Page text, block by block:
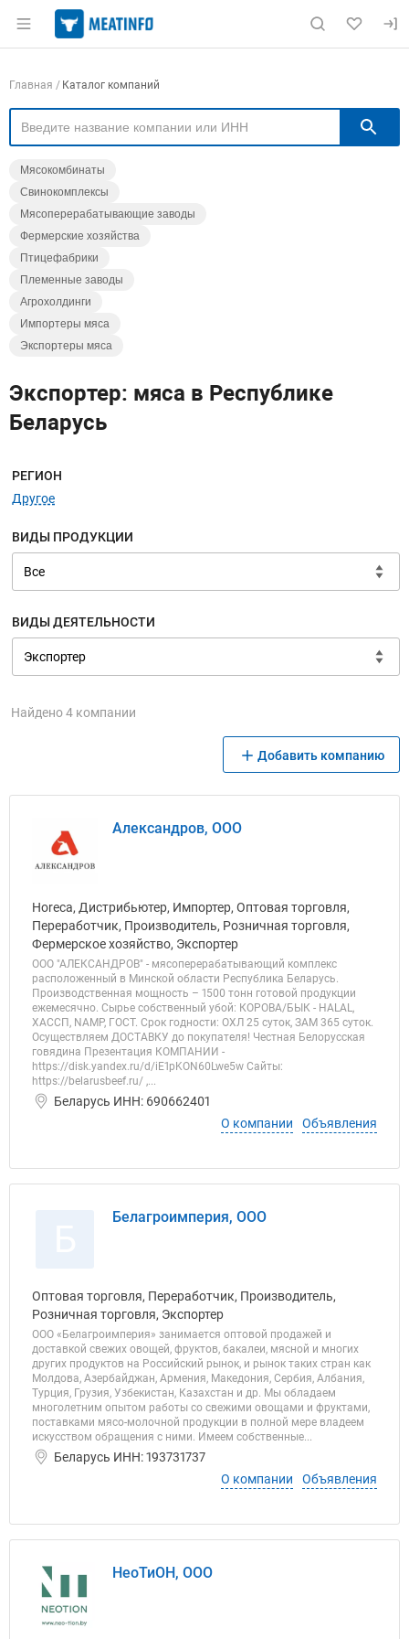
Раздел навигации по сайту meatinfo.ru
Навигация по компаниям
Главная Каталог компаний
Мясокомбинаты
Свинокомплексы
Мясоперерабатывающие заводы
Фермерские хозяйства
Птицефабрики
Племенные заводы
Агрохолдинги
Импортеры мяса
Экспортеры мяса
Экспортер: мяса в Республике
Беларусь
Меню навигации
РЕГИОН
Другое
ВИДЫ ПРОДУКЦИИ
ВИДЫ ДЕЯТЕЛЬНОСТИ
Найдено 4 компании
Добавить компанию
Александров, ООО
Horeca, Дистрибьютер, Импортер, Оптовая торговля,
Переработчик, Производитель, Розничная торговля,
Фермерское хозяйство, Экспортер
ООО "АЛЕКСАНДРОВ" - мясоперерабатывающий комплекс
расположенный в Минской области Республика Беларусь.
Производственная мощность – 1500 тонн готовой продукции
ежемесячно. Сырье собственный убой: КОРОВА/БЫК - HALAL,
ХАССП, NAMP, ГОСТ. Срок годности: ОХЛ 25 суток, ЗАМ 365 суток.
Осуществляем ДОСТАВКУ до покупателя! Честная Белорусская
говядина Презентация КОМПАНИИ -
https://disk.yandex.ru/d/iE1pKON60Lwe5w Сайты:
https://belarusbeef.ru/ ,...
Беларусь ИНН: 690662401
О компании
Объявления
Белагроимперия, ООО
Оптовая торговля, Переработчик, Производитель,
Розничная торговля, Экспортер
ООО «Белагроимперия» занимается оптовой продажей и
доставкой свежих овощей, фруктов, бакалеи, мясной и многих
других продуктов на Российский рынок, и рынок таких стран как
Молдова, Азербайджан, Армения, Македония, Сербия, Албания,
Турция, Грузия, Узбекистан, Казахстан и др. Мы обладаем
многолетним опытом работы со свежими овощами и фруктами,
поставками мясо-молочной продукции в полной мере владеем
искусством обращения с ними. Имеем собственные...
Беларусь ИНН: 193731737
О компании
Объявления
НеоТиОН, ООО